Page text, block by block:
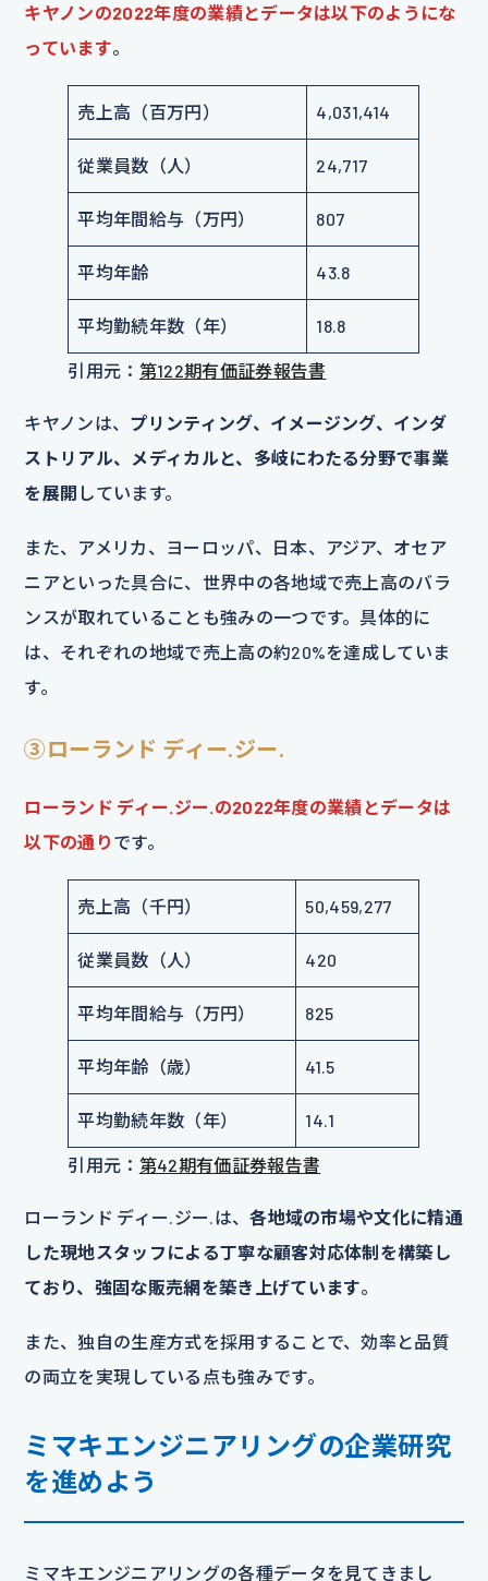
キヤノンの2022年度の業績とデータは以下のようにな
っています。
売上高（百万円） 4,031,414
従業員数（人） 24,717
平均年間給与（万円） 807
平均年齢 43.8
平均勤続年数（年） 18.8
引用元： 第122期有価証券報告書
キヤノンは、 プリンティング、イメージング、インダ
ストリアル、メディカルと、多岐にわたる分野で事業
を展開 しています。
また、アメリカ、ヨーロッパ、日本、アジア、オセア
ニアといった具合に、世界中の各地域で売上高のバラ
ンスが取れていることも強みの一つです。具体的に
は、それぞれの地域で売上高の約20%を達成していま
す。
③ローランド ディー.ジー.
ローランド ディー.ジー.の2022年度の業績とデータは
以下の通り です。
売上高（千円） 50,459,277
従業員数（人） 420
平均年間給与（万円） 825
平均年齢（歳） 41.5
平均勤続年数（年） 14.1
引用元： 第42期有価証券報告書
ローランド ディー.ジー.は、各地域の市場や文化に精通
した現地スタッフによる丁寧な顧客対応体制を構築し
ており、強固な販売網を築き上げています。
また、独自の生産方式を採用することで、効率と品質
の両立を実現している点も強みです。
ミマキエンジニアリングの企業研究
を進めよう
ミマキエンジニアリングの各種データを見てきまし